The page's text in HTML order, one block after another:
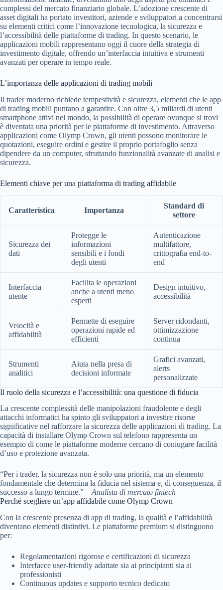
complessi del mercato finanziario globale. L’adozione crescente di
asset digitali ha portato investitori, aziende e sviluppatori a concentrarsi
su elementi critici come l’innovazione tecnologica, la sicurezza e
l’accessibilità delle piattaforme di trading. In questo scenario, le
applicazioni mobili rappresentano oggi il cuore della strategia di
investimento digitale, offrendo un’interfaccia intuitiva e strumenti
avanzati per operare in tempo reale.
L’importanza delle applicazioni di trading mobili
Il trader moderno richiede tempestività e sicurezza, elementi che le app
di trading mobili puntano a garantire. Con oltre 3,5 miliardi di utenti
smartphone attivi nel mondo, la possibilità di operare ovunque si trovi
è diventata una priorità per le piattaforme di investimento. Attraverso
applicazioni come Olymp Crown, gli utenti possono monitorare le
quotazioni, eseguire ordini e gestire il proprio portafoglio senza
dipendere da un computer, sfruttando funzionalità avanzate di analisi e
sicurezza.
Elementi chiave per una piattaforma di trading affidabile
Caratteristica Importanza
Standard di
settore
Sicurezza dei
dati
Protegge le
informazioni
sensibili e i fondi
degli utenti
Autenticazione
multifattore,
crittografia end-to-
end
Interfaccia
utente
Facilita le operazioni
anche a utenti meno
esperti
Design intuitivo,
accessibilità
Velocità e
affidabilità
Permette di eseguire
operazioni rapide ed
efficienti
Server ridondanti,
ottimizzazione
continua
Strumenti
analitici
Aiuta nella presa di
decisioni informate
Grafici avanzati,
alerts
personalizzate
Il ruolo della sicurezza e l’accessibilità: una questione di fiducia
La crescente complessità delle manipolazioni fraudolente e degli
attacchi informatici ha spinto gli sviluppatori a investire risorse
significative nel rafforzare la sicurezza delle applicazioni di trading. La
capacità di installare Olymp Crown sul telefono rappresenta un
esempio di come le piattaforme moderne cercano di coniugare facilità
d’uso e protezione avanzata.
“Per i trader, la sicurezza non è solo una priorità, ma un elemento
fondamentale che determina la fiducia nel sistema e, di conseguenza, il
successo a lungo termine.” – Analista di mercato fintech
Perché scegliere un’app affidabile come Olymp Crown
Con la crescente presenza di app di trading, la qualità e l’affidabilità
diventano elementi distintivi. Le piattaforme premium si distinguono
per:
Regolamentazioni rigorose e certificazioni di sicurezza
Interfacce user-friendly adattate sia ai principianti sia ai
professionisti
Continuous updates e supporto tecnico dedicato